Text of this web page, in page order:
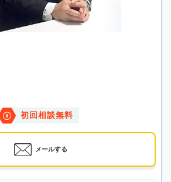
初回相談無料
メールする